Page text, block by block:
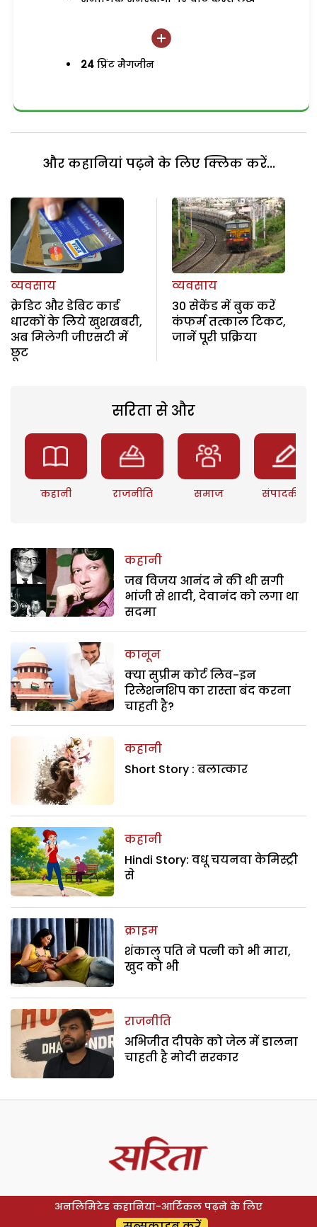
24 प्रिंट मैगजीन
और कहानियां पढ़ने के लिए क्लिक करें...
व्यवसाय
क्रेडिट और डेबिट कार्ड
धारकों के लिये खुशखबरी,
अब मिलेगी जीएसटी में
छूट
व्यवसाय
30 सेकेंड में बुक करें
कंफर्म तत्काल टिकट,
जानें पूरी प्रक्रिया
सरिता से और
कहानी राजनीति समाज संपादकीय
कहानी
जब विजय आनंद ने की थी सगी
भांजी से शादी, देवानंद को लगा था
सदमा
कानून
क्या सुप्रीम कोर्ट लिव-इन
रिलेशनशिप का रास्ता बंद करना
चाहती है?
कहानी
Short Story : बलात्कार
कहानी
Hindi Story: वधू चयनवा केमिस्ट्री
से
क्राइम
शंकालु पति ने पत्नी को भी मारा,
खुद को भी
राजनीति
अभिजीत दीपके को जेल में डालना
चाहती है मोदी सरकार
अनलिमिटेड कहानियां-आर्टिकल पढ़ने के लिए